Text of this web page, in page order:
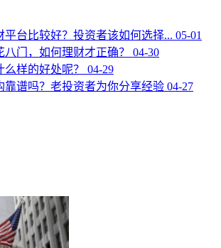
平台比较好？投资者该如何选择... 05-01
门，如何理财才正确？
04-30
样的好处呢？
04-29
靠谱吗？老投资者为你分享经验 04-27